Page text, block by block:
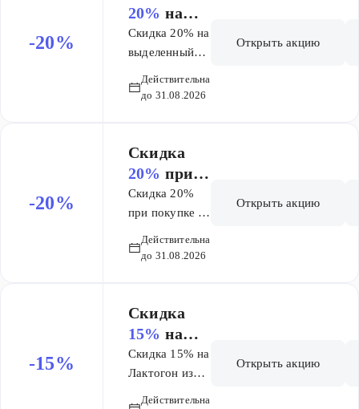
-20%
20% на
выделенн
ый
ассортиме
нт
ОФЛАЙН
покупке
Скидка 20% на
выделенный
Биодермы при
Действительна
до 31.08.2026
Открыть акцию
-20%
Скидка
20% при
покупке 2-
х
упаковок
Эстедерм
Скидка 20%
при покупке 2-
Эстедерм
Действительна
до 31.08.2026
Открыть акцию
-15%
Скидка
15% на
Лактогон
из списка
Скидка 15% на
Лактогон из
Действительна
Открыть акцию